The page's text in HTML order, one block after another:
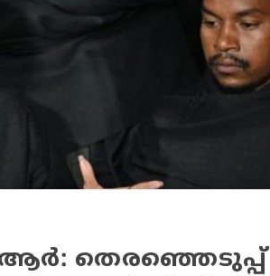
തെരഞ്ഞെടുപ്പ്